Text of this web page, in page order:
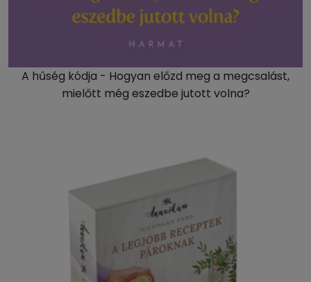
A hűség kódja - Hogyan előzd meg a megcsalást,
mielőtt még eszedbe jutott volna?